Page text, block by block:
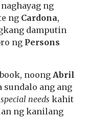
ng
ng Cardona,
damputin
ng Persons
noong Abril
ang ang
special needs kahit
ng kanilang